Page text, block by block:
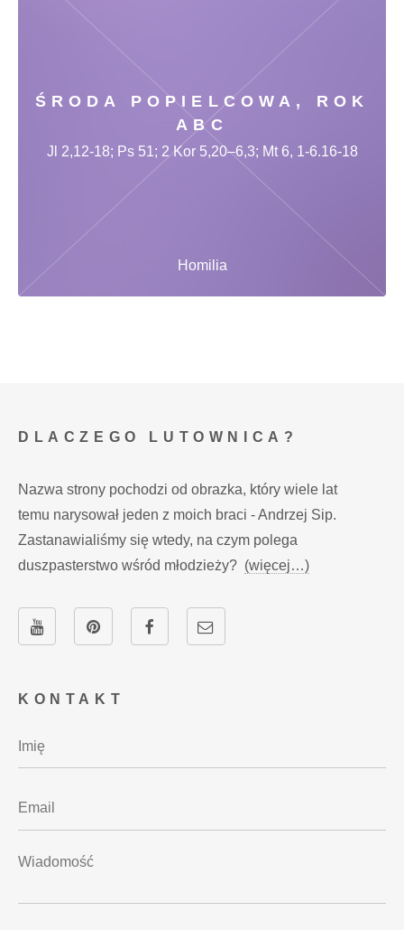
ŚRODA POPIELCOWA, ROK
ABC
Homilia
Jl 2,12-18; Ps 51; 2 Kor 5,20–6,3; Mt 6, 1-6.16-18
KONTAKT
DLACZEGO LUTOWNICA?
Nazwa strony pochodzi od obrazka, który wiele lat
temu narysował jeden z moich braci - Andrzej Sip.
Zastanawialiśmy się wtedy, na czym polega
duszpasterstwo wśród młodzieży? (więcej…)